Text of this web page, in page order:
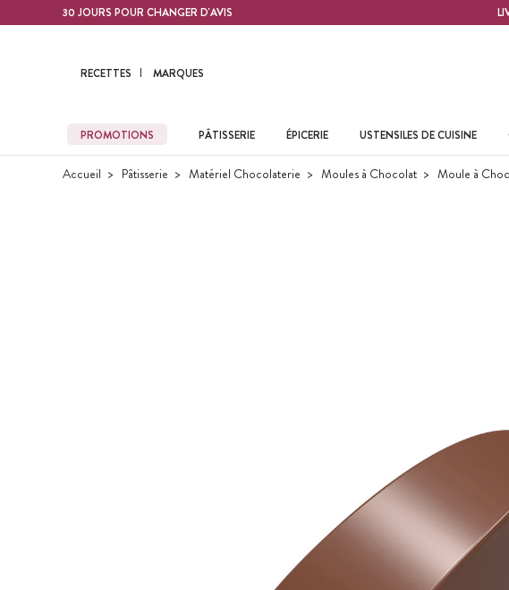
Contenu principal30 JOURS POUR CHANGER D'AVIS
RECETTES MARQUES
PROMOTIONS PÂTISSERIE ÉPICERIE USTENSILES DE CUISINE
Accueil Pâtisserie Matériel Chocolaterie Moules à Chocolat Moule à